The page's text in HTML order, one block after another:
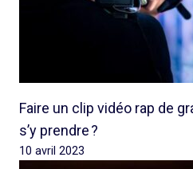
Faire un clip vidéo rap de
s’y prendre ?
10 avril 2023